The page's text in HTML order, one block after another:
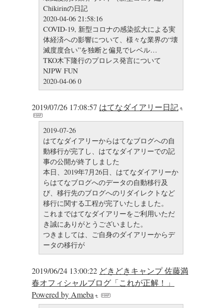
Chikirinの日記
2020-04-06 21:58:16
COVID-19, 新型コロナの感染拡大による実
体経済への影響について、様々な業界の“壊
滅度度合い”を独断と偏見でレベル…
TKO木下隆行のプロレス発言について
NJPW FUN
2020-04-06 0
2019/07/26 17:08:57 はてなダイアリー日記
2019-07-26
はてなダイアリーからはてなブログへの自
動移行が完了し、はてなダイアリーでの記
事の公開が終了しました
本日、2019年7月26日、はてなダイアリーか
らはてなブログへのデータの自動移行及
び、移行先のブログへのリダイレクトなど
移行に関する工程が完了いたしました。
これまではてなダイアリーをご利用いただ
き誠にありがとうございました。
つきましては、ご自身のダイアリーからデ
ータの移行が
2019/06/24 13:00:22 どきどきキャンプ 佐藤満
春オフィシャルブログ「これが正解！」
Powered by Ameba